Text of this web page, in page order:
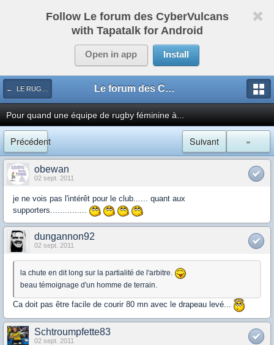
Follow Le forum des CyberVulcans
with Tapatalk for Android
Open in app Install
← LE RUGBY DE CHEZ NOUS Le forum des CyberVulcans
Pour quand une équipe de rugby féminine à...
Précédent »
Suivant
obewan
02 sept. 2011
je ne vois pas l'intérêt pour le club...... quant aux
supporters...............
dungannon92
02 sept. 2011
la chute en dit long sur la partialité de l'arbitre.
beau témoignage d'un homme de terrain.
Ca doit pas être facile de courir 80 mn avec le drapeau levé...
Schtroumpfette83
02 sept. 2011